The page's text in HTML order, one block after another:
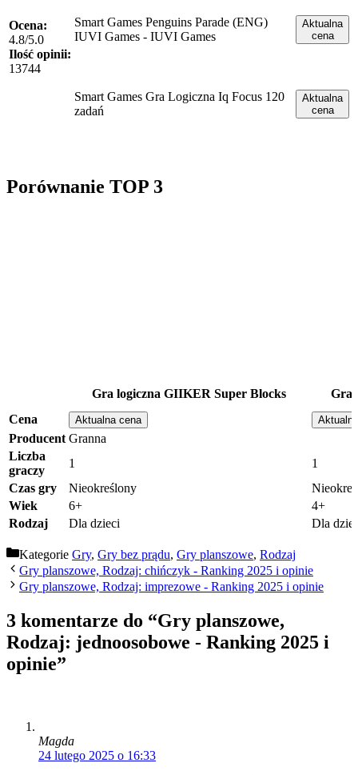
Ocena:
4.8/5.0
Ilość opinii:
13744
Smart Games Penguins Parade (ENG)
IUVI Games - IUVI Games
Aktualna
cena
Smart Games Gra Logiczna Iq Focus 120
zadań
Aktualna
cena
Porównanie TOP 3
Gra logiczna GIIKER Super Blocks
Gra
Cena
Aktualna cena
Producent Granna
Liczba
graczy
1
1
Czas gry
Nieokreślony
Wiek
6+
4+
Rodzaj
Dla dzieci Dla
Kategorie Gry, Gry bez prądu, Gry planszowe, Rodzaj
Gry planszowe, Rodzaj: chińczyk - Ranking 2025 i opinie
Gry planszowe, Rodzaj: imprezowe - Ranking 2025 i opinie
3 komentarze do “Gry planszowe,
Rodzaj: jednoosobowe - Ranking 2025 i
opinie”
Magda
24 lutego 2025 o 16:33